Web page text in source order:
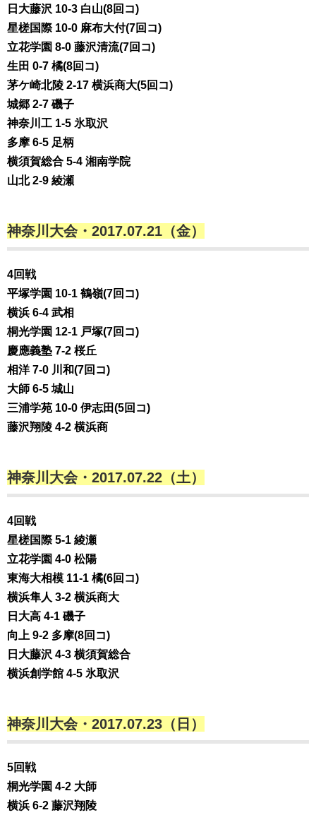
日大藤沢 10-3 白山(8回コ)
星槎国際 10-0 麻布大付(7回コ)
立花学園 8-0 藤沢清流(7回コ)
生田 0-7 橘(8回コ)
茅ケ崎北陵 2-17 横浜商大(5回コ)
城郷 2-7 磯子
神奈川工 1-5 氷取沢
多摩 6-5 足柄
横須賀総合 5-4 湘南学院
山北 2-9 綾瀬
神奈川大会・2017.07.21（金）
4回戦
平塚学園 10-1 鶴嶺(7回コ)
横浜 6-4 武相
桐光学園 12-1 戸塚(7回コ)
慶應義塾 7-2 桜丘
相洋 7-0 川和(7回コ)
大師 6-5 城山
三浦学苑 10-0 伊志田(5回コ)
藤沢翔陵 4-2 横浜商
神奈川大会・2017.07.22（土）
4回戦
星槎国際 5-1 綾瀬
立花学園 4-0 松陽
東海大相模 11-1 橘(6回コ)
横浜隼人 3-2 横浜商大
日大高 4-1 磯子
向上 9-2 多摩(8回コ)
日大藤沢 4-3 横須賀総合
横浜創学館 4-5 氷取沢
神奈川大会・2017.07.23（日）
5回戦
桐光学園 4-2 大師
横浜 6-2 藤沢翔陵